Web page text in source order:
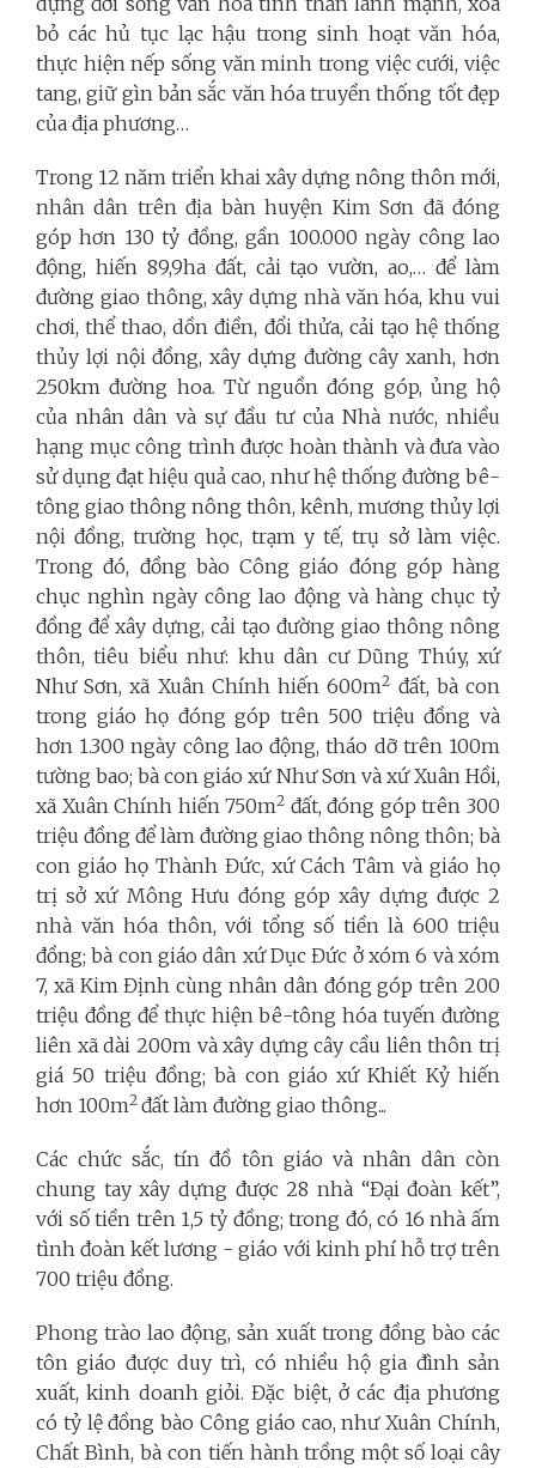
bỏ các hủ tục lạc hậu trong sinh hoạt văn hóa,
thực hiện nếp sống văn minh trong việc cưới, việc
tang, giữ gìn bản sắc văn hóa truyền thống tốt đẹp
của địa phương…
Trong 12 năm triển khai xây dựng nông thôn mới,
nhân dân trên địa bàn huyện Kim Sơn đã đóng
góp hơn 130 tỷ đồng, gần 100.000 ngày công lao
động, hiến 89,9ha đất, cải tạo vườn, ao,… để làm
đường giao thông, xây dựng nhà văn hóa, khu vui
chơi, thể thao, dồn điền, đổi thửa, cải tạo hệ thống
thủy lợi nội đồng, xây dựng đường cây xanh, hơn
250km đường hoa. Từ nguồn đóng góp, ủng hộ
của nhân dân và sự đầu tư của Nhà nước, nhiều
hạng mục công trình được hoàn thành và đưa vào
sử dụng đạt hiệu quả cao, như hệ thống đường bê-
tông giao thông nông thôn, kênh, mương thủy lợi
nội đồng, trường học, trạm y tế, trụ sở làm việc.
Trong đó, đồng bào Công giáo đóng góp hàng
chục nghìn ngày công lao động và hàng chục tỷ
đồng để xây dựng, cải tạo đường giao thông nông
thôn, tiêu biểu như: khu dân cư Dũng Thúy, xứ
Như Sơn, xã Xuân Chính hiến 600m2 đất, bà con
trong giáo họ đóng góp trên 500 triệu đồng và
hơn 1.300 ngày công lao động, tháo dỡ trên 100m
tường bao; bà con giáo xứ Như Sơn và xứ Xuân Hồi,
xã Xuân Chính hiến 750m2 đất, đóng góp trên 300
triệu đồng để làm đường giao thông nông thôn; bà
con giáo họ Thành Đức, xứ Cách Tâm và giáo họ
trị sở xứ Mông Hưu đóng góp xây dựng được 2
nhà văn hóa thôn, với tổng số tiền là 600 triệu
đồng; bà con giáo dân xứ Dục Đức ở xóm 6 và xóm
7, xã Kim Định cùng nhân dân đóng góp trên 200
triệu đồng để thực hiện bê-tông hóa tuyến đường
liên xã dài 200m và xây dựng cây cầu liên thôn trị
giá 50 triệu đồng; bà con giáo xứ Khiết Kỷ hiến
hơn 100m2 đất làm đường giao thông...
Các chức sắc, tín đồ tôn giáo và nhân dân còn
chung tay xây dựng được 28 nhà “Đại đoàn kết”,
với số tiền trên 1,5 tỷ đồng; trong đó, có 16 nhà ấm
tình đoàn kết lương - giáo với kinh phí hỗ trợ trên
700 triệu đồng.
Phong trào lao động, sản xuất trong đồng bào các
tôn giáo được duy trì, có nhiều hộ gia đình sản
xuất, kinh doanh giỏi. Đặc biệt, ở các địa phương
có tỷ lệ đồng bào Công giáo cao, như Xuân Chính,
Chất Bình, bà con tiến hành trồng một số loại cây